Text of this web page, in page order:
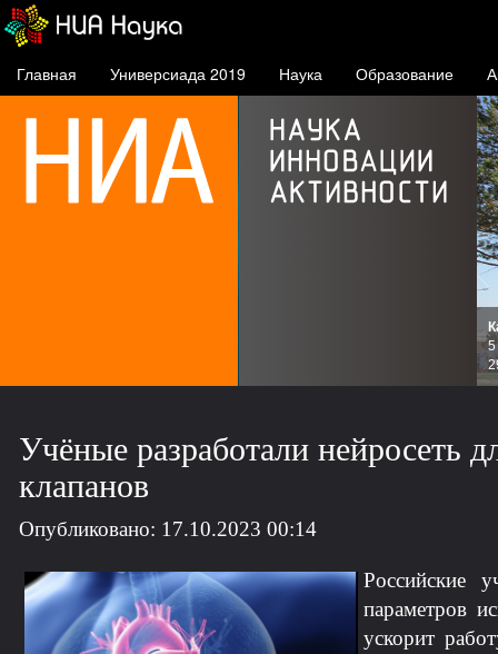
Главная Универсиада 2019 Наука Образование
5
Учёные разработали нейросеть
клапанов
Опубликовано: 17.10.2023 00:14
Российские
параметров
ускорит